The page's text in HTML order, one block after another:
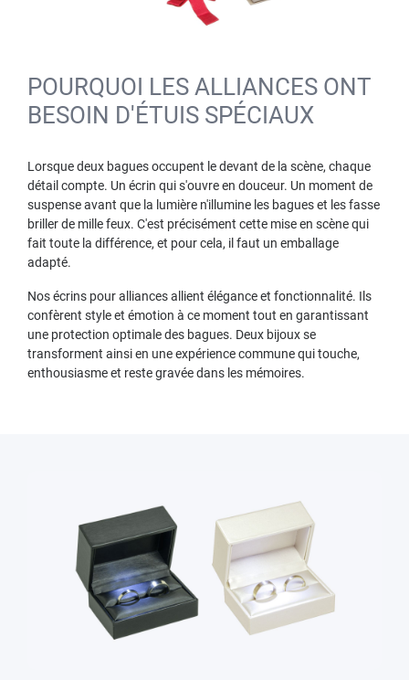
POURQUOI LES ALLIANCES ONT
BESOIN D'ÉTUIS SPÉCIAUX
Lorsque deux bagues occupent le devant de la scène, chaque
détail compte. Un écrin qui s'ouvre en douceur. Un moment de
suspense avant que la lumière n'illumine les bagues et les fasse
briller de mille feux. C'est précisément cette mise en scène qui
fait toute la différence, et pour cela, il faut un emballage
adapté.
Nos écrins pour alliances allient élégance et fonctionnalité. Ils
confèrent style et émotion à ce moment tout en garantissant
une protection optimale des bagues. Deux bijoux se
transforment ainsi en une expérience commune qui touche,
enthousiasme et reste gravée dans les mémoires.